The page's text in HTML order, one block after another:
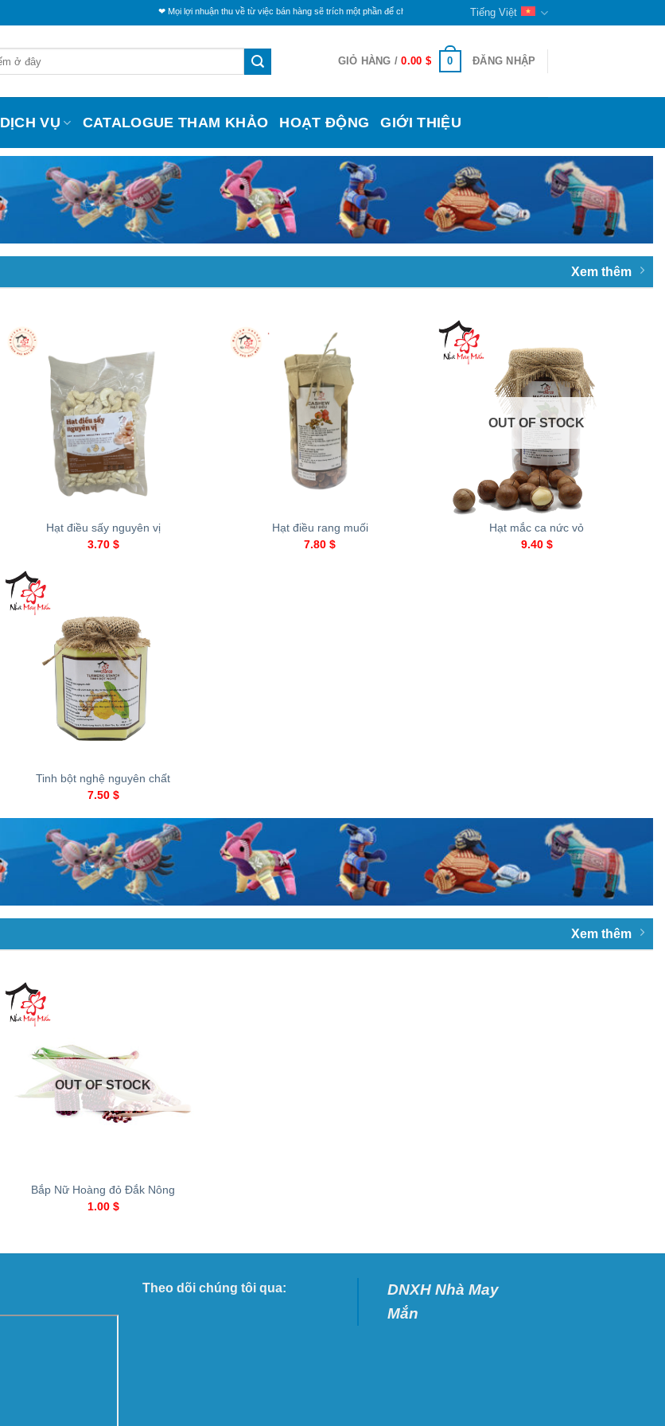
❤ Mọi lợi nhuận thu về từ việc bán hàng sẽ trích một phần để chăm lo cho đời sống các bạn khuyết tật và trẻ mồ côi ở đây. Phần còn lại
Tiếng Việt
GIỎ HÀNG /0.00 $ 0 ĐĂNG NHẬP
DỊCH VỤ CATALOGUE THAM KHẢO HOẠT ĐỘNG GIỚI THIỆU
Xem thêm
Hạt điều sấy nguyên vị
3.70 $
Hạt điều rang muối
7.80$
+
OUT OF STOCK
Hạt mắc ca nức vỏ
9.40 $
Tinh bột nghệ nguyên chất
7.50 $
Xem thêm
OUT OF STOCK
Bắp Nữ Hoàng đỏ Đắk Nông
1.00 $
Theo dõi chúng tôi qua:
DNXH Nhà May
Mắn